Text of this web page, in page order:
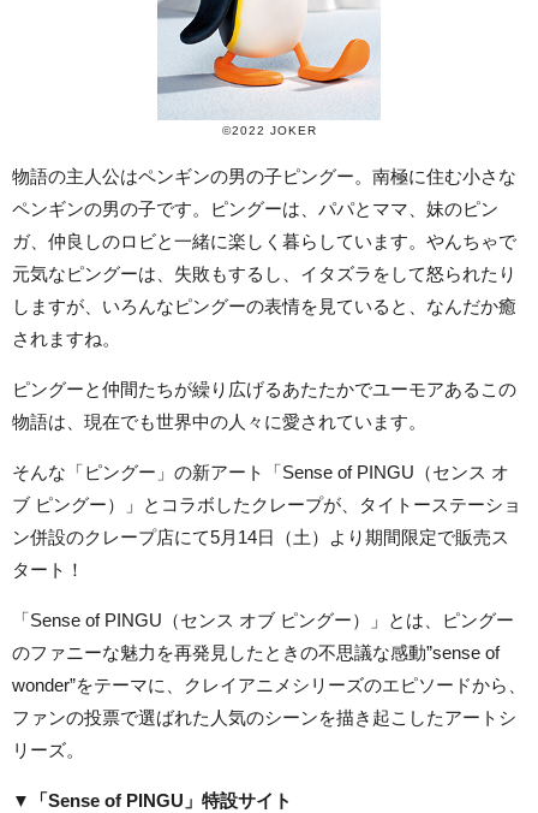
©2022 JOKER
物語の主人公はペンギンの男の子ピングー。南極に住む小さな
ペンギンの男の子です。ピングーは、パパとママ、妹のピン
ガ、仲良しのロビと一緒に楽しく暮らしています。やんちゃで
元気なピングーは、失敗もするし、イタズラをして怒られたり
しますが、いろんなピングーの表情を見ていると、なんだか癒
されますね。
ピングーと仲間たちが繰り広げるあたたかでユーモアあるこの
物語は、現在でも世界中の人々に愛されています。
そんな「ピングー」の新アート「Sense of PINGU（センス オ
ブ ピングー）」とコラボしたクレープが、タイトーステーショ
ン併設のクレープ店にて5月14日（土）より期間限定で販売ス
タート！
「Sense of PINGU（センス オブ ピングー）」とは、ピングー
のファニーな魅力を再発見したときの不思議な感動”sense of
wonder”をテーマに、クレイアニメシリーズのエピソードから、
ファンの投票で選ばれた人気のシーンを描き起こしたアートシ
リーズ。
▼「Sense of PINGU」特設サイト